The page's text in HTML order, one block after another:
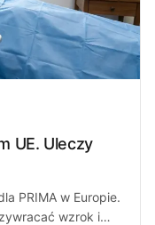
UE. Uleczy
PRIMA w Europie.
wzrok i